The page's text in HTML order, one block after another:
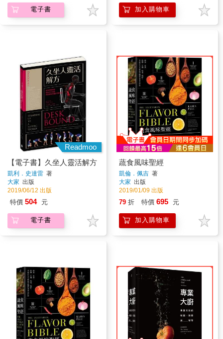
電子書 加入購物車
Readmoo
【電子書】久坐人靈活解方
凱利．史達雷 著
大家 出版
2019/06/12 出版
特價 504 元
電子書
蔬食風味聖經
凱倫．佩吉 著
大家 出版
2019/01/09 出版
79 折 特價 695 元
加入購物車